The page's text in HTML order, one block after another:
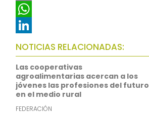
c
e
b
o
o
k
w
t
t
e
r
E
m
a
i
l
W
h
a
t
s
A
L
i
n
k
e
NOTICIAS RELACIONADAS:
Las cooperativas
agroalimentarias acercan a los
jóvenes las profesiones del futuro
en el medio rural
FEDERACIÓN